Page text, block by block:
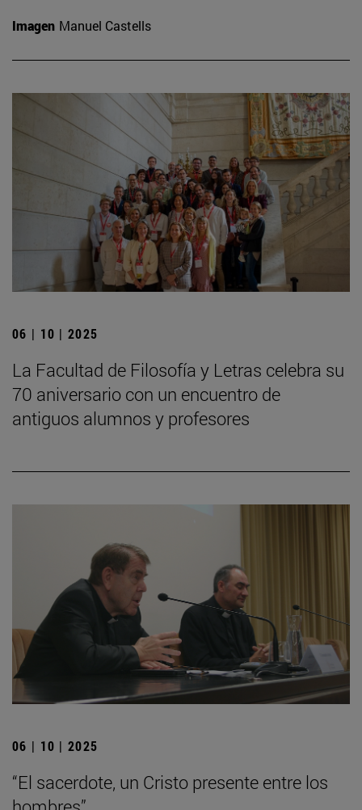
Imagen Manuel Castells
06 | 10 | 2025
La Facultad de Filosofía y Letras celebra su
70 aniversario con un encuentro de
antiguos alumnos y profesores
06 | 10 | 2025
“El sacerdote, un Cristo presente entre los